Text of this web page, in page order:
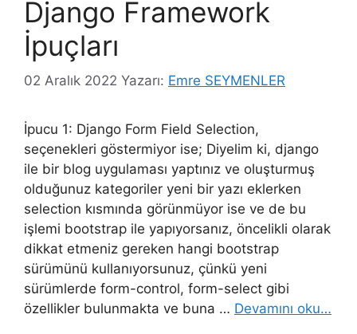
Django Framework
İpuçları
02 Aralık 2022 Yazarı: Emre SEYMENLER
İpucu 1: Django Form Field Selection,
seçenekleri göstermiyor ise; Diyelim ki, django
ile bir blog uygulaması yaptınız ve oluşturmuş
olduğunuz kategoriler yeni bir yazı eklerken
selection kısmında görünmüyor ise ve de bu
işlemi bootstrap ile yapıyorsanız, öncelikli olarak
dikkat etmeniz gereken hangi bootstrap
sürümünü kullanıyorsunuz, çünkü yeni
sürümlerde form-control, form-select gibi
özellikler bulunmakta ve buna … Devamını oku…